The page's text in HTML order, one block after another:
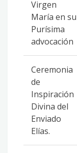
Virgen
María en su
Purísima
advocación
Ceremonia
de
Inspiración
Divina del
Enviado
Elías.